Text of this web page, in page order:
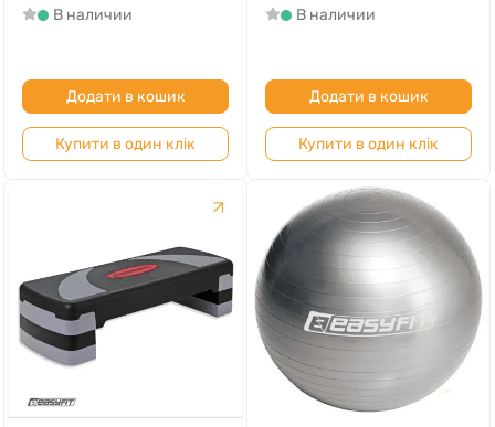
В наличии
Додати в кошик
Купити в один клік
В наличии
Додати в кошик
Купити в один клік